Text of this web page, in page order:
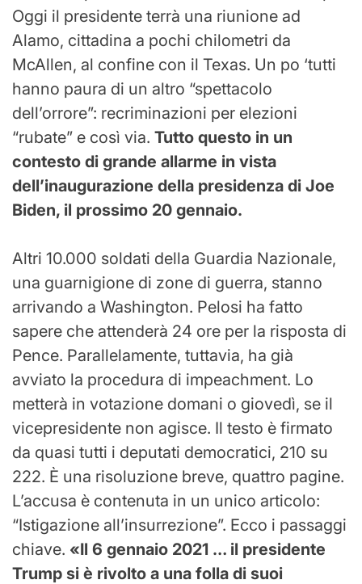
Oggi il presidente terrà una riunione ad
Alamo, cittadina a pochi chilometri da
McAllen, al confine con il Texas. Un po ‘tutti
hanno paura di un altro “spettacolo
dell’orrore”: recriminazioni per elezioni
“rubate” e così via. Tutto questo in un
contesto di grande allarme in vista
dell’inaugurazione della presidenza di Joe
Biden, il prossimo 20 gennaio.
Altri 10.000 soldati della Guardia Nazionale,
una guarnigione di zone di guerra, stanno
arrivando a Washington. Pelosi ha fatto
sapere che attenderà 24 ore per la risposta di
Pence. Parallelamente, tuttavia, ha già
avviato la procedura di impeachment. Lo
metterà in votazione domani o giovedì, se il
vicepresidente non agisce. Il testo è firmato
da quasi tutti i deputati democratici, 210 su
222. È una risoluzione breve, quattro pagine.
L’accusa è contenuta in un unico articolo:
“Istigazione all’insurrezione”. Ecco i passaggi
chiave. «Il 6 gennaio 2021 … il presidente
Trump si è rivolto a una folla di suoi